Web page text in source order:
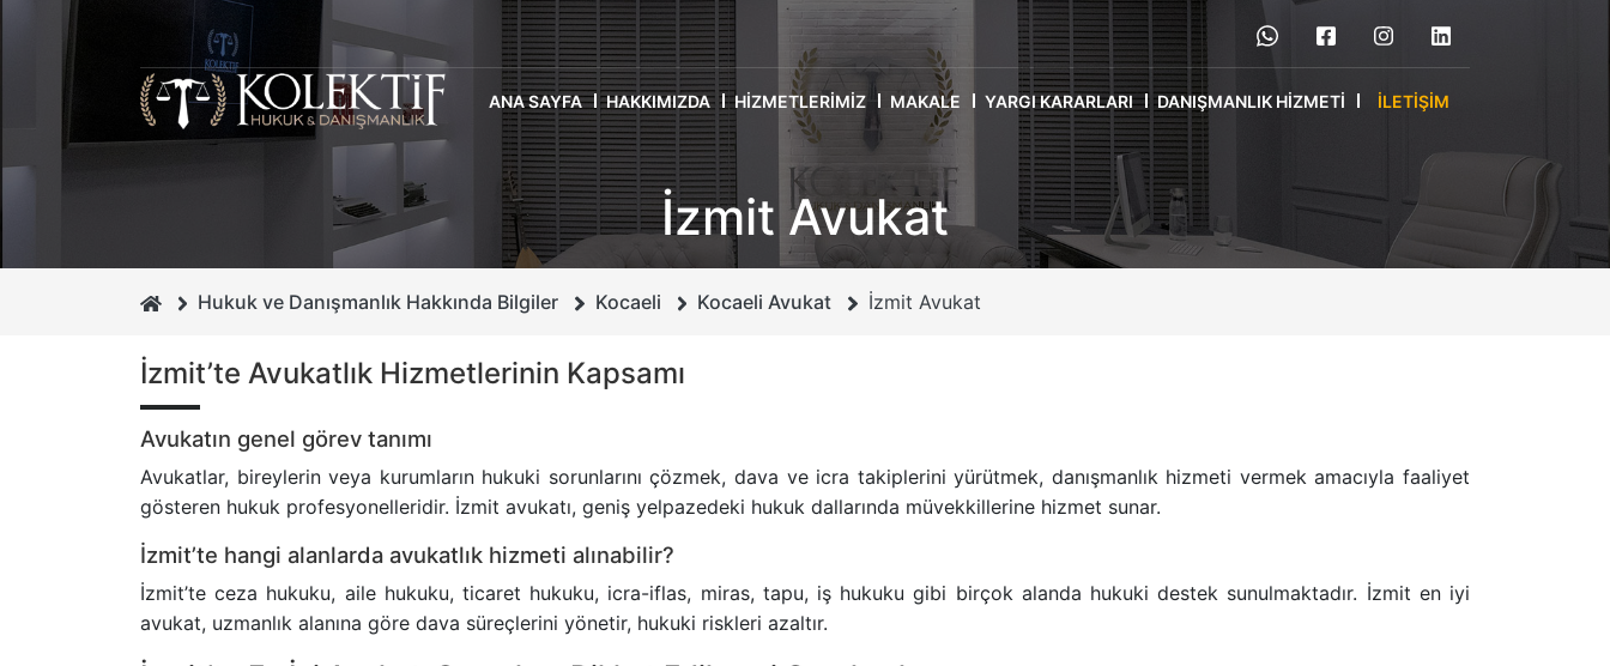
ANA SAYFA HAKKIMIZDA HIZMETLERIMIZ MAKALE YARGI KARARLARI DANIŞMANLIK HIZMETI İLETIŞIM
İzmit Avukat
Hukuk ve Danışmanlık Hakkında Bilgiler Kocaeli Kocaeli Avukat İzmit Avukat
İzmit’te Avukatlık Hizmetlerinin Kapsamı
Avukatın genel görev tanımı
Avukatlar, bireylerin veya kurumların hukuki sorunlarını çözmek, dava ve icra takiplerini yürütmek, danışmanlık hizmeti vermek amacıyla faaliyet
gösteren hukuk profesyonelleridir. İzmit avukatı, geniş yelpazedeki hukuk dallarında müvekkillerine hizmet sunar.
İzmit’te hangi alanlarda avukatlık hizmeti alınabilir?
İzmit’te ceza hukuku, aile hukuku, ticaret hukuku, icra-iflas, miras, tapu, iş hukuku gibi birçok alanda hukuki destek sunulmaktadır. İzmit en iyi
avukat, uzmanlık alanına göre dava süreçlerini yönetir, hukuki riskleri azaltır.